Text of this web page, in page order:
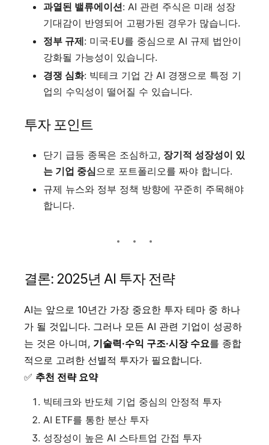
과열된 밸류에이션: AI 관련 주식은 미래 성장
기대감이 반영되어 고평가된 경우가 많습니다.
정부 규제: 미국·EU를 중심으로 AI 규제 법안이
강화될 가능성이 있습니다.
경쟁 심화: 빅테크 기업 간 AI 경쟁으로 특정 기
업의 수익성이 떨어질 수 있습니다.
투자 포인트
단기 급등 종목은 조심하고, 장기적 성장성이 있
는 기업 중심으로 포트폴리오를 짜야 합니다.
규제 뉴스와 정부 정책 방향에 꾸준히 주목해야
합니다.
결론: 2025년 AI 투자 전략
AI는 앞으로 10년간 가장 중요한 투자 테마 중 하나
가 될 것입니다. 그러나 모든 AI 관련 기업이 성공하
는 것은 아니며, 기술력·수익 구조·시장 수요를 종합
적으로 고려한 선별적 투자가 필요합니다.
✅ 추천 전략 요약
빅테크와 반도체 기업 중심의 안정적 투자
AI ETF를 통한 분산 투자
성장성이 높은 AI 스타트업 간접 투자